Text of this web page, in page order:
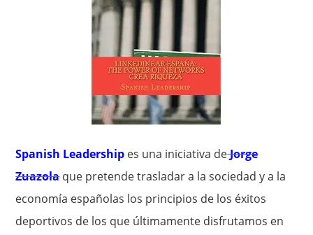
Spanish Leadership es una iniciativa deJorge
Zuazolaque pretende trasladar a la sociedad y a la
economía españolas los principios de los éxitos
deportivos de los que últimamente disfrutamos en